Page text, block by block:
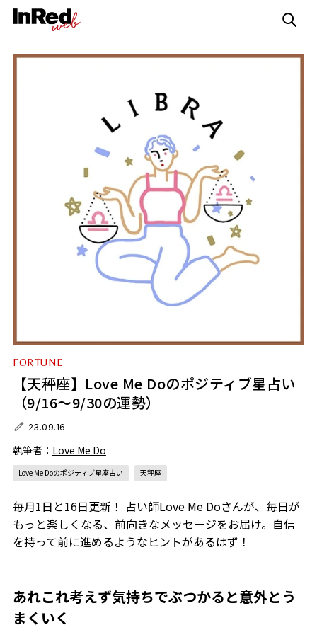
FORTUNE
【天秤座】Love Me Doのポジティブ星占い
（9/16～9/30の運勢）
23.09.16
執筆者： Love Me Do
Love Me Doのポジティブ星座占い 天秤座
毎月1日と16日更新！ 占い師Love Me Doさんが、毎日が
もっと楽しくなる、前向きなメッセージをお届け。自信
を持って前に進めるようなヒントがあるはず！
あれこれ考えず気持ちでぶつかると意外とう
まくいく